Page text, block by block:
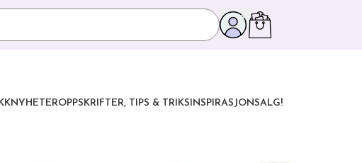
NYHETEROPPSKRIFTER, TIPS & TRIKS INSPIRASJONSALG!